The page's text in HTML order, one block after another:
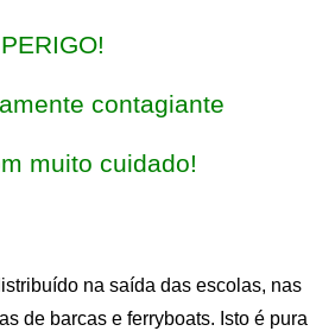
PERIGO!
contagiante
muito cuidado!
na saída das escolas, nas
de barcas e ferryboats. Isto é pura